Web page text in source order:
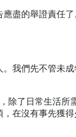
盡的舉證責任
我們先不管未
除了日常生活
在沒有事先獲